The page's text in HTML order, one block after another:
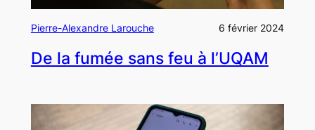
Pierre-Alexandre Larouche 6 février 2024
De la fumée sans feu à l’UQAM